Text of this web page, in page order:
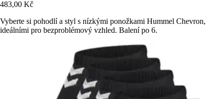
483,00 Kč
Vyberte si pohodlí a styl s nízkými ponožkami Hummel Chevron,
ideálními pro bezproblémový vzhled. Balení po 6.